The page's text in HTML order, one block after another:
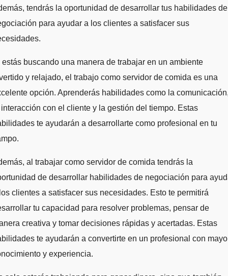
tendrás la oportunidad de desarrollar tus habilidades de
para ayudar a los clientes a satisfacer sus
estás buscando una manera de trabajar en un ambiente
y relajado, el trabajo como servidor de comida es una
opción. Aprenderás habilidades como la
con el cliente y la gestión del tiempo. Estas
te ayudarán a desarrollarte como profesional en tu
al trabajar como servidor de comida tendrás la
de desarrollar habilidades de negociación para
clientes a satisfacer sus necesidades. Esto te permitirá
tu capacidad para resolver problemas, pensar de
creativa y tomar decisiones rápidas y acertadas. Estas
te ayudarán a convertirte en un profesional con
y experiencia.